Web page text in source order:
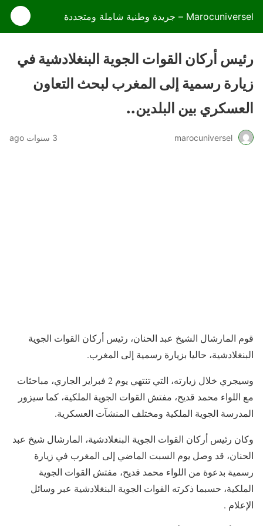
Marocuniversel – جريدة وطنية شاملة ومتجددة
رئيس أركان القوات الجوية البنغلادشية في
زيارة رسمية إلى المغرب لبحث التعاون
العسكري بين البلدين..
marocuniversel 3 سنوات ago
قوم المارشال الشيخ عبد الحنان، رئيس أركان القوات الجوية
البنغلادشية، حاليا بزيارة رسمية إلى المغرب.
وسيجري خلال زيارته، التي تنتهي يوم 2 فبراير الجاري، مباحثات
مع اللواء محمد قديح، مفتش القوات الجوية الملكية، كما سيزور
المدرسة الجوية الملكية ومختلف المنشآت العسكرية.
وكان رئيس أركان القوات الجوية البنغلادشية، المارشال شيخ عبد
الحنان، قد وصل يوم السبت الماضي إلى المغرب في زيارة
رسمية بدعوة من اللواء محمد قديح، مفتش القوات الجوية
الملكية، حسبما ذكرته القوات الجوية البنغلادشية عبر وسائل
الإعلام .